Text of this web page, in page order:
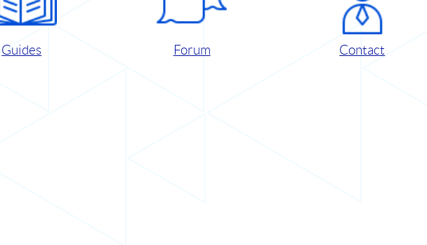
Guides Forum Contact